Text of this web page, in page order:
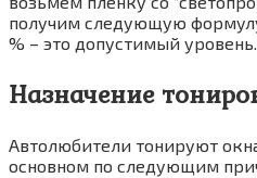
получим следующую
% – это допустимый уровень.
Назначение
Автолюбители тонируют
основном по следующим